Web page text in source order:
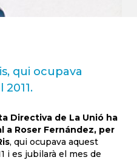
qui ocupava
Directiva de La Unió ha
a Roser Fernández, per
, qui ocupava aquest
i es jubilarà el mes de